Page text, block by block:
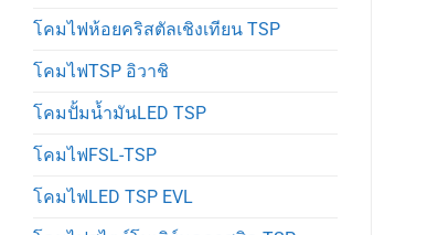
โคมไฟห้อยคริสตัลเชิงเทียน TSP
โคมไฟTSP อิวาชิ
โคมปั้มน้ำมันLED TSP
โคมไฟFSL-TSP
โคมไฟLED TSP EVL